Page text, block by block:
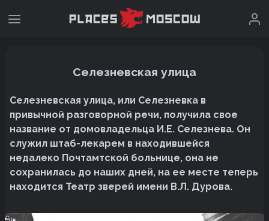
Селезневская улица
Селезневская улица, или Селезневка в
привычной разговорной речи, получила свое
название от домовладельца И.Е. Селезнева. Он
служил штаб-лекарем в находившейся
недалеко Почтамтской больнице, она не
сохранилась до наших дней, на ее месте теперь
находится Театр зверей имени В.Л. Дурова.